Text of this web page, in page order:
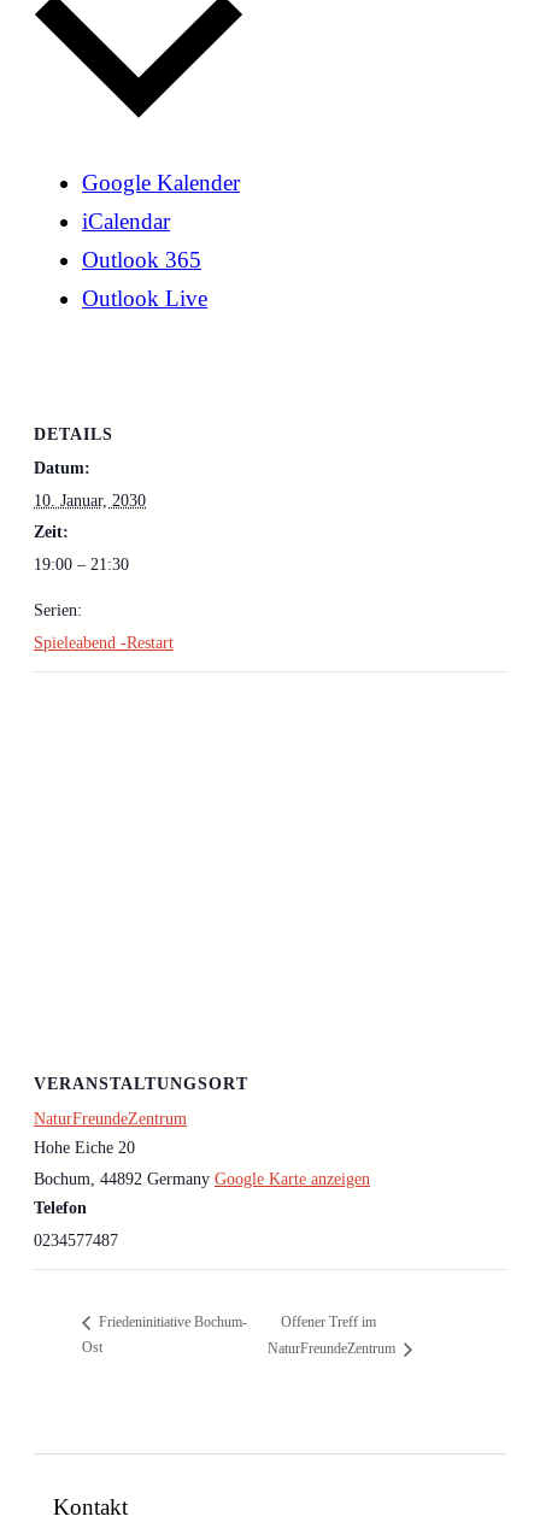
Google Kalender
iCalendar
Outlook 365
Outlook Live
DETAILS
Datum:
10. Januar, 2030
Zeit:
19:00 – 21:30
Serien:
Spieleabend -Restart
VERANSTALTUNGSORT
NaturFreundeZentrum
Hohe Eiche 20
Bochum, 44892 Germany Google Karte anzeigen
Telefon
0234577487
Friedeninitiative Bochum-
Ost
Offener Treff im
NaturFreundeZentrum
Kontakt